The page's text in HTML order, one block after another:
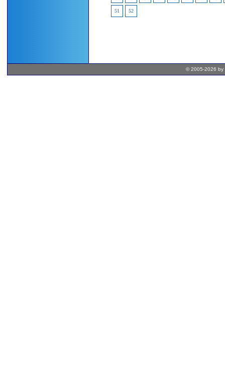
51 52
© 2005-2026 by